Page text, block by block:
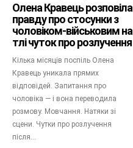
Олена Кравець розповіла
правду про стосунки з
чоловіком-військовим на
тлі чуток про розлучення
Кілька місяців поспіль Олена
Кравець уникала прямих
відповідей. Запитання про
чоловіка — і вона переводила
розмову. Мовчання. Натяки зі
сцени. Чутки про розлучення
після...